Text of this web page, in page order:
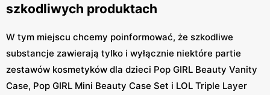
szkodliwych produktach
W tym miejscu chcemy poinformować, że szkodliwe
substancje zawierają tylko i wyłącznie niektóre partie
zestawów kosmetyków dla dzieci Pop GIRL Beauty Vanity
Case, Pop GIRL Mini Beauty Case Set i LOL Triple Layer